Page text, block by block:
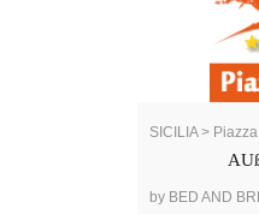
SICILIA >
by BED AND